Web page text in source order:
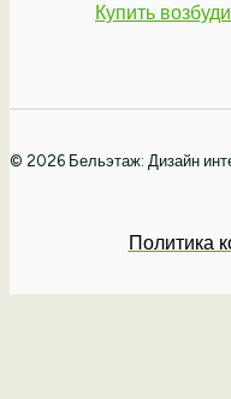
Купить
© 2026 Бельэтаж: Дизайн
Политика